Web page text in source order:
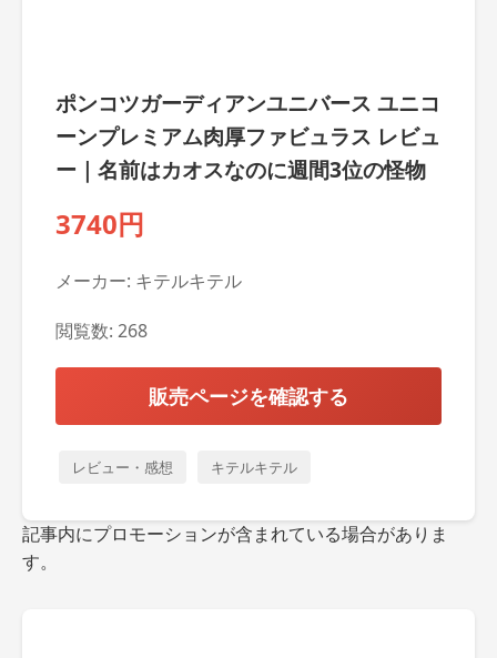
ポンコツガーディアンユニバース ユニコ
ーンプレミアム肉厚ファビュラス レビュ
ー｜名前はカオスなのに週間3位の怪物
3740円
メーカー: キテルキテル
閲覧数: 268
販売ページを確認する
レビュー・感想 キテルキテル
記事内にプロモーションが含まれている場合がありま
す。